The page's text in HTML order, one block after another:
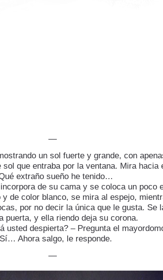
—
un sol fuerte y grande, con
que entraba por la ventana. Mira
extraño sueño he tenido…
de su cama y se coloca un poco
y de color blanco, se mira al espejo,
por no decir la única que le gusta. Se
puerta, y ella riendo deja su corona.
usted despierta? – Pregunta el
Ahora salgo, le responde.
—